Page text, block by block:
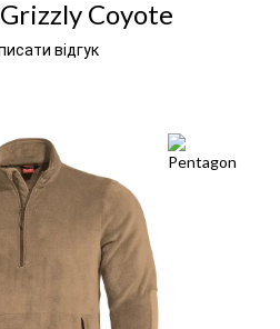
Coyote
відгук